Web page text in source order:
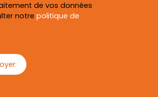
de vos données
notre politique de